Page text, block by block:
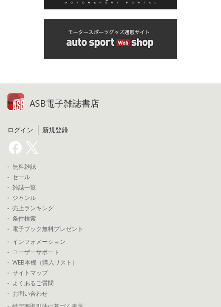
ASB電子雑誌書店
ログイン 新規登録
無料雑誌
セール
雑誌一覧
ジャンル
売上ランキング
条件検索
電子ブック無料プレゼント
インフォメーション
ユーザーサポート
WEB本棚（購入リスト）
サイトマップ
よくあるご質問
お問い合わせ